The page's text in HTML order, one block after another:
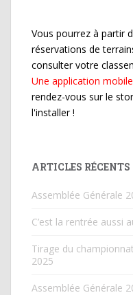
Vous pourrez à partir
réservations de
consulter votre
Une application mobile
rendez-vous sur le
l'installer !
ARTICLES RÉCENTS
Assemblée Générale
C’est la rentrée aussi
Tirage du
2025
Assemblée Générale